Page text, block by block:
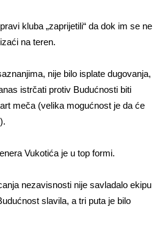
kluba „zaprijetili“ da dok im se ne
na teren.
nije bilo isplate dugovanja,
istrčati protiv Budućnosti biti
meča (velika mogućnost je da će
Vukotića je u top formi.
nezavisnosti nije savladalo ekipu
slavila, a tri puta je bilo